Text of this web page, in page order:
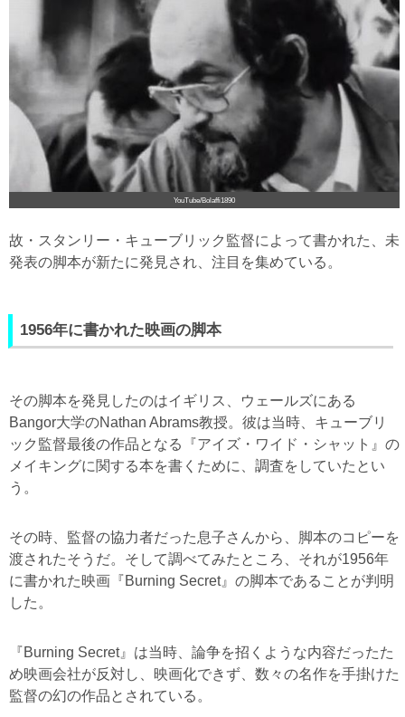
YouTube/Bolaffi1890
故・スタンリー・キューブリック監督によって書かれた、未
発表の脚本が新たに発見され、注目を集めている。
1956年に書かれた映画の脚本
その脚本を発見したのはイギリス、ウェールズにある
Bangor大学のNathan Abrams教授。彼は当時、キューブリ
ック監督最後の作品となる『アイズ・ワイド・シャット』の
メイキングに関する本を書くために、調査をしていたとい
う。
その時、監督の協力者だった息子さんから、脚本のコピーを
渡されたそうだ。そして調べてみたところ、それが1956年
に書かれた映画『Burning Secret』の脚本であることが判明
した。
『Burning Secret』は当時、論争を招くような内容だったた
め映画会社が反対し、映画化できず、数々の名作を手掛けた
監督の幻の作品とされている。